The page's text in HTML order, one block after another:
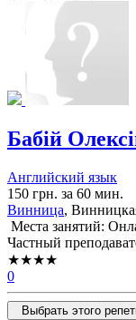
Бабій
Английский язык
150 грн. за 60 мин.
Винница,
Места занятий:
Частный
★★★★
0
Выбрать этого